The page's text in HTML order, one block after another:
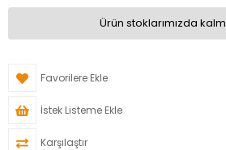
Ürün stoklarımızda
Favorilere Ekle
İstek Listeme Ekle
Karşılaştır